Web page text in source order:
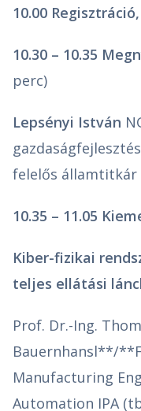
10.00
10.30 – 10.35
perc)
Lepsényi István
felelős államtitkár
10.35 – 11.05
Kiber-fizikai
teljes ellátási
Prof. Dr.-Ing.
Bauernhansl**/
Manufacturing
Automation IPA